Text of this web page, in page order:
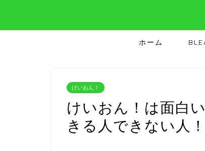
ホーム
けいおん！
けいおん！は面白
きる人できない人！